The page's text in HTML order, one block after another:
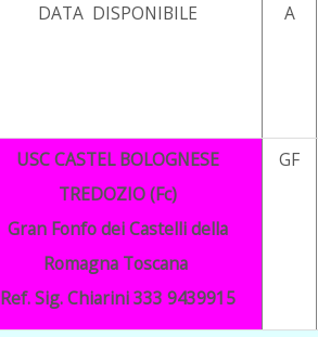
DATA DISPONIBILE A
USC CASTEL BOLOGNESE
TREDOZIO (Fc)
Gran Fonfo dei Castelli della
Romagna Toscana
Ref. Sig. Chiarini 333 9439915
GF